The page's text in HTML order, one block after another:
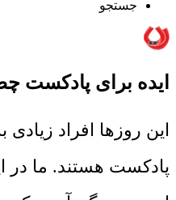
جستجو
ایده برای پادکست
این روزها افراد زیادی
پادکست هستند. ما در